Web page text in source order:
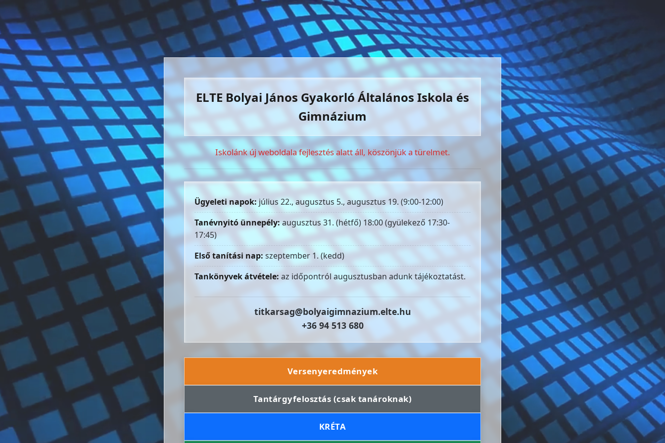
ELTE Bolyai János Gyakorló Általános Iskola és
Gimnázium
Iskolánk új weboldala fejlesztés alatt áll, köszönjük a türelmet.
Ügyeleti napok:július 22., augusztus 5., augusztus 19. (9:00-12:00)
Tanévnyitó ünnepély:augusztus 31. (hétfő) 18:00 (gyülekező 17:30-
17:45)
Első tanítási nap:szeptember 1. (kedd)
Tankönyvek átvétele: az időpontról augusztusban adunk tájékoztatást.
titkarsag@bolyaigimnazium.elte.hu
+36 94 513 680
Versenyeredmények
Tantárgyfelosztás (csak tanároknak)
KRÉTA